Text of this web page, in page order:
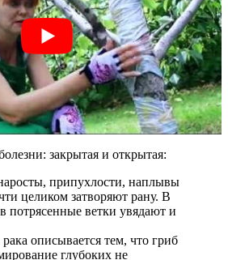
закрытая и открытая:
припухлости, наплывы
целиком затворяют рану. В
потрясенные ветки увядают и
описывается тем, что гриб
глубоких не